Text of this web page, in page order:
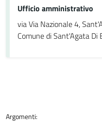
Ufficio amministrativo
via Via Nazionale 4,
Comune di Sant'Agata Di
Argomenti: